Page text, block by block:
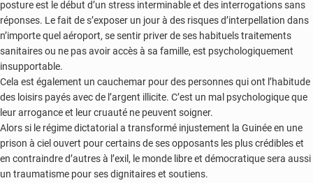
posture est le début d’un stress interminable et des interrogations sans
réponses. Le fait de s’exposer un jour à des risques d’interpellation dans
n’importe quel aéroport, se sentir priver de ses habituels traitements
sanitaires ou ne pas avoir accès à sa famille, est psychologiquement
insupportable.
Cela est également un cauchemar pour des personnes qui ont l’habitude
des loisirs payés avec de l’argent illicite. C’est un mal psychologique que
leur arrogance et leur cruauté ne peuvent soigner.
Alors si le régime dictatorial a transformé injustement la Guinée en une
prison à ciel ouvert pour certains de ses opposants les plus crédibles et
en contraindre d’autres à l’exil, le monde libre et démocratique sera aussi
un traumatisme pour ses dignitaires et soutiens.